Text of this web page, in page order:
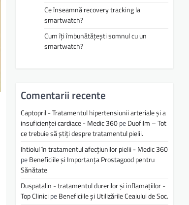
Ce înseamnă recovery tracking la
smartwatch?
Cum îți îmbunătățești somnul cu un
smartwatch?
Comentarii recente
Captopril - Tratamentul hipertensiunii arteriale și a
insuficienței cardiace - Medic 360peDuofilm – Tot
ce trebuie să știți despre tratamentul pielii.
Ihtiolul în tratamentul afecțiunilor pielii - Medic 360
peBeneficiile și Importanța Prostagood pentru
Sănătate
Duspatalin - tratamentul durerilor și inflamațiilor -
Top Clinici peBeneficiile și Utilizările Ceaiului de Soc.